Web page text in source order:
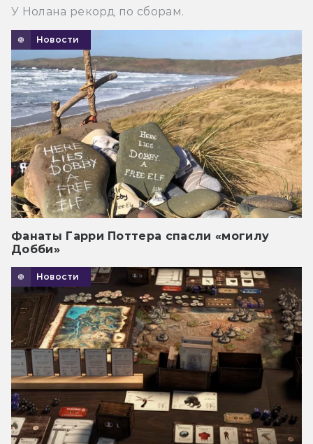
У Нолана рекорд по сборам.
Новости
Фанаты Гарри Поттера спасли «могилу
Добби»
Новости